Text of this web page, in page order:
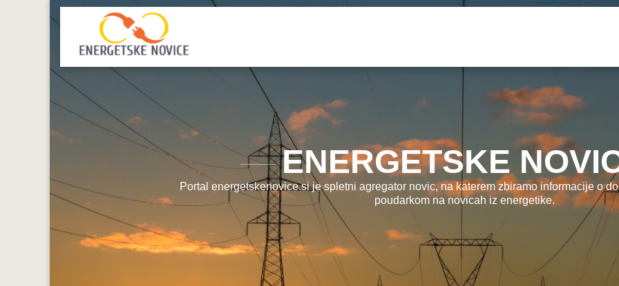
ENERGETSKE
Portal energetskenovice.si je spletni agregator novic, na katerem zbiramo informacije o
poudarkom na novicah iz energetike.